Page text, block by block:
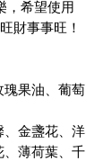
，希望使用
財事事旺！
瑰果油、葡萄
、金盞花、洋
薄荷葉、千